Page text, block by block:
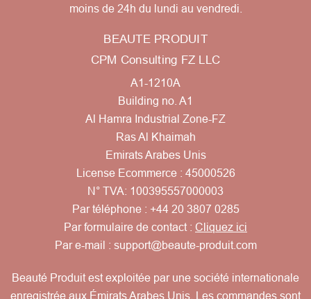
moins de 24h du lundi au vendredi.
BEAUTE PRODUIT
CPM Consulting FZ LLC
A1-1210A
Building no. A1
Al Hamra Industrial Zone-FZ
Ras Al Khaimah
Emirats Arabes Unis
License Ecommerce : 45000526
N° TVA: 100395557000003
Par téléphone : +44 20 3807 0285
Par formulaire de contact : Cliquez ici
Par e-mail : support@beaute-produit.com
Beauté Produit est exploitée par une société internationale
enregistrée aux Émirats Arabes Unis. Les commandes sont